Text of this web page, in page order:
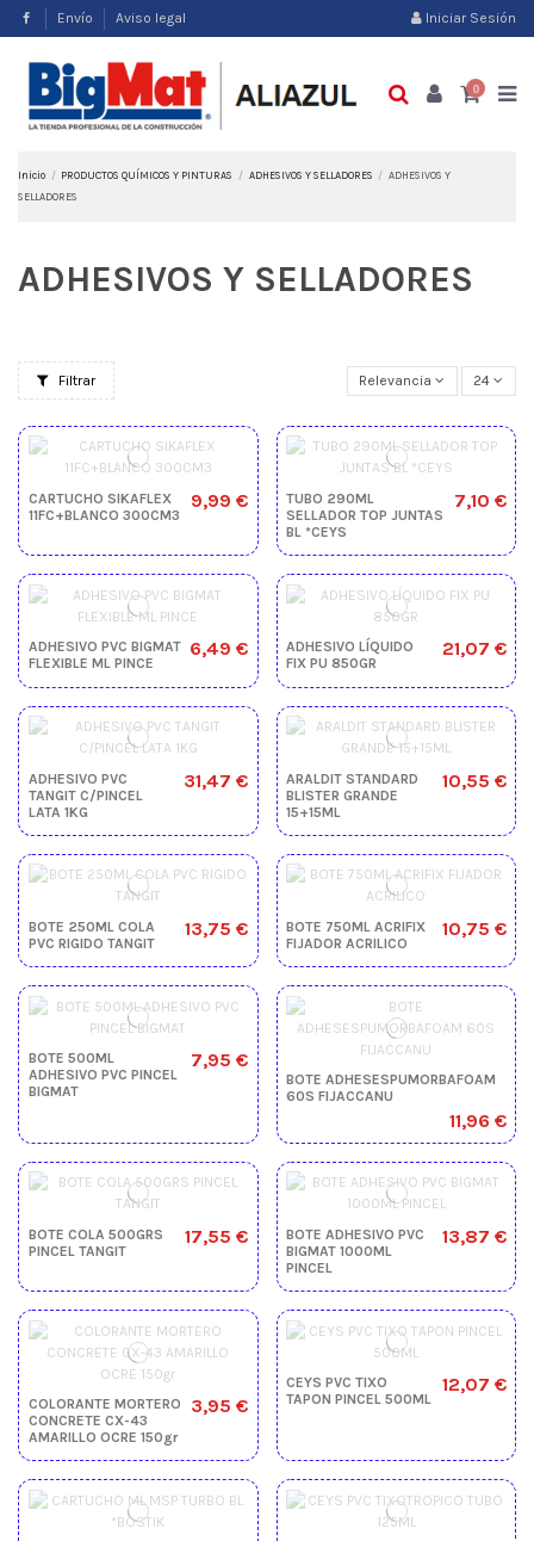
Envío Aviso legal Iniciar Sesión
0
Inicio PRODUCTOS QUÍMICOS Y PINTURAS ADHESIVOS Y SELLADORES
ADHESIVOS Y
SELLADORES
ADHESIVOS Y SELLADORES
Filtrar Relevancia 24
CARTUCHO SIKAFLEX
11FC+BLANCO 300CM3
9,99 €
TUBO 290ML
SELLADOR TOP JUNTAS
BL *CEYS
7,10 €
ADHESIVO PVC BIGMAT
FLEXIBLE ML PINCE
6,49 €
ADHESIVO LÍQUIDO
FIX PU 850GR
21,07 €
ADHESIVO PVC
TANGIT C/PINCEL
LATA 1KG
31,47 €
ARALDIT STANDARD
BLISTER GRANDE
15+15ML
10,55 €
BOTE 250ML COLA
PVC RIGIDO TANGIT
13,75 €
BOTE 750ML ACRIFIX
FIJADOR ACRILICO
10,75 €
BOTE 500ML
ADHESIVO PVC PINCEL
BIGMAT
7,95 €
BOTE ADHESESPUMORBAFOAM
60S FIJACCANU
11,96 €
BOTE COLA 500GRS
PINCEL TANGIT
17,55 €
BOTE ADHESIVO PVC
BIGMAT 1000ML
PINCEL
13,87 €
COLORANTE MORTERO
CONCRETE CX-43
AMARILLO OCRE 150gr
3,95 €
CEYS PVC TIXO
TAPON PINCEL 500ML
12,07 €